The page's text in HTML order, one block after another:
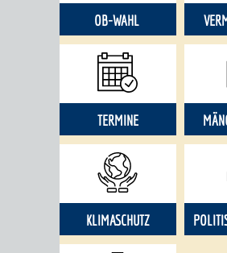
OB-WAHL
TERMINE
KLIMASCHUTZ